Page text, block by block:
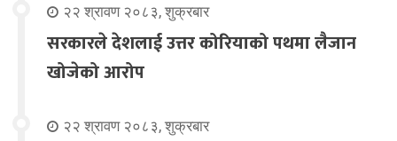
२२ श्रावण २०८३, शुक्रबार
सरकारले देशलाई उत्तर कोरियाको पथमा लैजान
खोजेको आरोप
२२ श्रावण २०८३, शुक्रबार